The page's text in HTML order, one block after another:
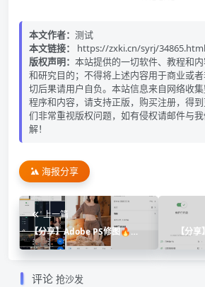
本文作者： 测试
本文链接：
https://zxki.cn/syrj/34865.html
版权声明： 本站提供的一切软件、教程和
和研究目的；不得将上述内容用于商业或
切后果请用户自负。本站信息来自网络收
程序和内容，请支持正版，购买注册，得
们非常重视版权问题，如有侵权请邮件与
解！
海报分享
上一篇
【分享】Adobe PS修图🔥
v13.3.403🔥高级版
【分
评论 抢沙发